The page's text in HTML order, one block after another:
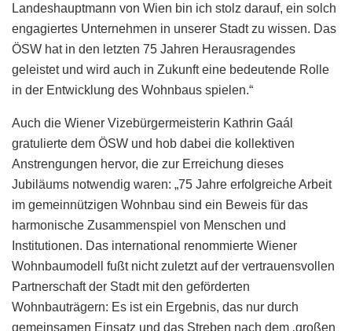
Landeshauptmann von Wien bin ich stolz darauf, ein solch
engagiertes Unternehmen in unserer Stadt zu wissen. Das
ÖSW hat in den letzten 75 Jahren Herausragendes
geleistet und wird auch in Zukunft eine bedeutende Rolle
in der Entwicklung des Wohnbaus spielen.“
Auch die Wiener Vizebürgermeisterin Kathrin Gaál
gratulierte dem ÖSW und hob dabei die kollektiven
Anstrengungen hervor, die zur Erreichung dieses
Jubiläums notwendig waren: „75 Jahre erfolgreiche Arbeit
im gemeinnützigen Wohnbau sind ein Beweis für das
harmonische Zusammenspiel von Menschen und
Institutionen. Das international renommierte Wiener
Wohnbaumodell fußt nicht zuletzt auf der vertrauensvollen
Partnerschaft der Stadt mit den geförderten
Wohnbauträgern: Es ist ein Ergebnis, das nur durch
gemeinsamen Einsatz und das Streben nach dem ‚großen